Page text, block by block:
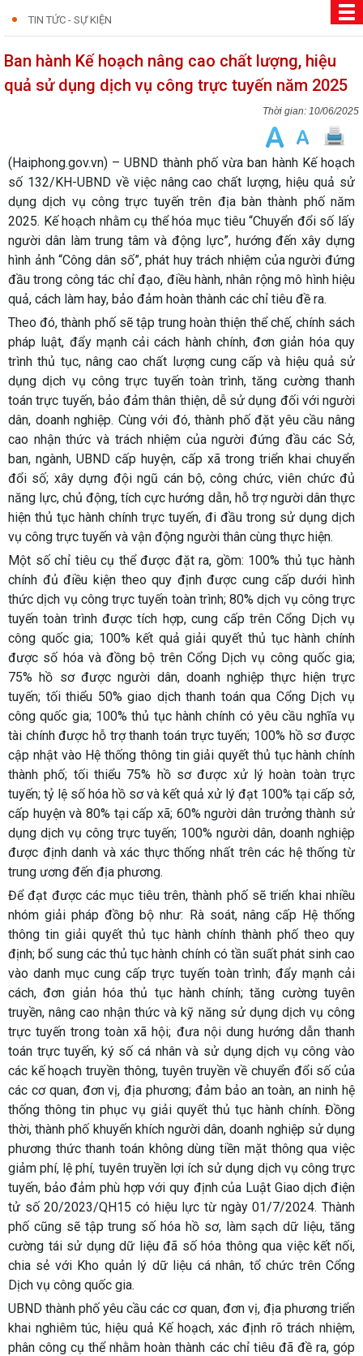
TIN TỨC - SỰ KIỆN
Ban hành Kế hoạch nâng cao chất lượng, hiệu
quả sử dụng dịch vụ công trực tuyến năm 2025
10/06/2025
(Haiphong.gov.vn) – UBND thành phố vừa ban hành Kế hoạch
số 132/KH-UBND về việc nâng cao chất lượng, hiệu quả sử
dụng dịch vụ công trực tuyến trên địa bàn thành phố năm
2025. Kế hoạch nhằm cụ thể hóa mục tiêu “Chuyển đổi số lấy
người dân làm trung tâm và động lực”, hướng đến xây dựng
hình ảnh “Công dân số”, phát huy trách nhiệm của người đứng
đầu trong công tác chỉ đạo, điều hành, nhân rộng mô hình hiệu
quả, cách làm hay, bảo đảm hoàn thành các chỉ tiêu đề ra.
Theo đó, thành phố sẽ tập trung hoàn thiện thể chế, chính sách
pháp luật, đẩy mạnh cải cách hành chính, đơn giản hóa quy
trình thủ tục, nâng cao chất lượng cung cấp và hiệu quả sử
dụng dịch vụ công trực tuyến toàn trình, tăng cường thanh
toán trực tuyến, bảo đảm thân thiện, dễ sử dụng đối với người
dân, doanh nghiệp. Cùng với đó, thành phố đặt yêu cầu nâng
cao nhận thức và trách nhiệm của người đứng đầu các Sở,
ban, ngành, UBND cấp huyện, cấp xã trong triển khai chuyển
đổi số; xây dựng đội ngũ cán bộ, công chức, viên chức đủ
năng lực, chủ động, tích cực hướng dẫn, hỗ trợ người dân thực
hiện thủ tục hành chính trực tuyến, đi đầu trong sử dụng dịch
vụ công trực tuyến và vận động người thân cùng thực hiện.
Một số chỉ tiêu cụ thể được đặt ra, gồm: 100% thủ tục hành
chính đủ điều kiện theo quy định được cung cấp dưới hình
thức dịch vụ công trực tuyến toàn trình; 80% dịch vụ công trực
tuyến toàn trình được tích hợp, cung cấp trên Cổng Dịch vụ
công quốc gia; 100% kết quả giải quyết thủ tục hành chính
được số hóa và đồng bộ trên Cổng Dịch vụ công quốc gia;
75% hồ sơ được người dân, doanh nghiệp thực hiện trực
tuyến; tối thiểu 50% giao dịch thanh toán qua Cổng Dịch vụ
công quốc gia; 100% thủ tục hành chính có yêu cầu nghĩa vụ
tài chính được hỗ trợ thanh toán trực tuyến; 100% hồ sơ được
cập nhật vào Hệ thống thông tin giải quyết thủ tục hành chính
thành phố; tối thiểu 75% hồ sơ được xử lý hoàn toàn trực
tuyến; tỷ lệ số hóa hồ sơ và kết quả xử lý đạt 100% tại cấp sở,
cấp huyện và 80% tại cấp xã; 60% người dân trưởng thành sử
dụng dịch vụ công trực tuyến; 100% người dân, doanh nghiệp
được định danh và xác thực thống nhất trên các hệ thống từ
trung ương đến địa phương.
Để đạt được các mục tiêu trên, thành phố sẽ triển khai nhiều
nhóm giải pháp đồng bộ như: Rà soát, nâng cấp Hệ thống
thông tin giải quyết thủ tục hành chính thành phố theo quy
định; bổ sung các thủ tục hành chính có tần suất phát sinh cao
vào danh mục cung cấp trực tuyến toàn trình; đẩy mạnh cải
cách, đơn giản hóa thủ tục hành chính; tăng cường tuyên
truyền, nâng cao nhận thức và kỹ năng sử dụng dịch vụ công
trực tuyến trong toàn xã hội; đưa nội dung hướng dẫn thanh
toán trực tuyến, ký số cá nhân và sử dụng dịch vụ công vào
các kế hoạch truyền thông, tuyên truyền về chuyển đổi số của
các cơ quan, đơn vị, địa phương; đảm bảo an toàn, an ninh hệ
thống thông tin phục vụ giải quyết thủ tục hành chính. Đồng
thời, thành phố khuyến khích người dân, doanh nghiệp sử dụng
phương thức thanh toán không dùng tiền mặt thông qua việc
giảm phí, lệ phí, tuyên truyền lợi ích sử dụng dịch vụ công trực
tuyến, bảo đảm phù hợp với quy định của Luật Giao dịch điện
tử số 20/2023/QH15 có hiệu lực từ ngày 01/7/2024. Thành
phố cũng sẽ tập trung số hóa hồ sơ, làm sạch dữ liệu, tăng
cường tái sử dụng dữ liệu đã số hóa thông qua việc kết nối,
chia sẻ với Kho quản lý dữ liệu cá nhân, tổ chức trên Cổng
Dịch vụ công quốc gia.
UBND thành phố yêu cầu các cơ quan, đơn vị, địa phương triển
khai nghiêm túc, hiệu quả Kế hoạch, xác định rõ trách nhiệm,
phân công cụ thể nhằm hoàn thành các chỉ tiêu đã đề ra, góp